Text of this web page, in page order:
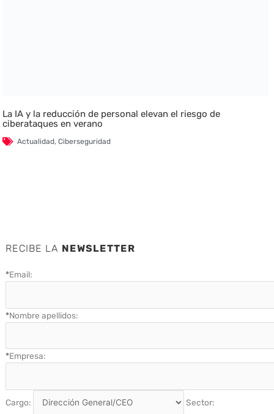
La IA y la reducción de personal elevan el riesgo de
ciberataques en verano
Actualidad,Ciberseguridad
RECIBE LA NEWSLETTER
*Email:
*Nombre apellidos:
*Empresa:
Cargo: Sector: